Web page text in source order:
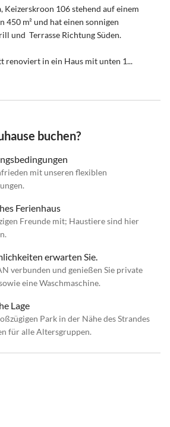
Keizerskroon 106 stehend auf einem
450 m² und hat einen sonnigen
und  Terrasse Richtung Süden.
renoviert in ein Haus mit unten 1...
buchen?
mit unseren flexiblen
Ferienhaus
Freunde mit; Haustiere sind hier
erwarten Sie.
verbunden und genießen Sie private
eine Waschmaschine.
Lage
Park in der Nähe des Strandes
für alle Altersgruppen.